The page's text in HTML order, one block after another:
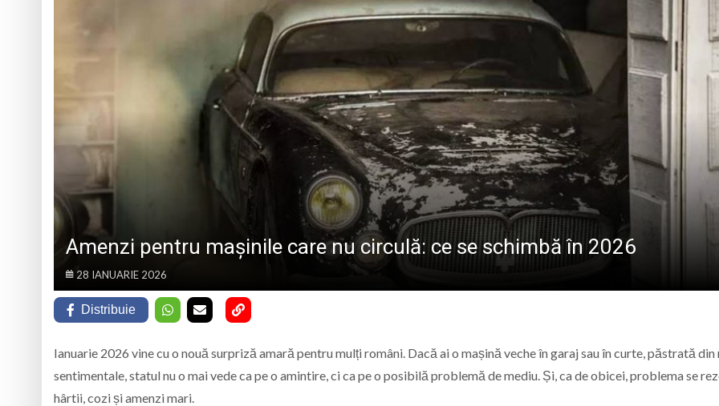
Eveniment special la Baia Mare, la 570 de ani de la moartea lui Iancu de
„Zilele Moiseiului” se vor desfășura în perioada 14–16 august
Biblioteca Municipală „Laurențiu Ulici” din Sighet găzduiește o nouă
Muzeul de Mineralogie Baia Mare, gazda unui eveniment internațional
DE SINCERITATE
ALE POMPIERILOR
Amenzi pentru mașinile care nu circulă: ce se schimbă în 2026
28 IANUARIE 2026
Distribuie
Ianuarie 2026 vine cu o nouă surpriză amară pentru mulți români. Dacă ai o mașină veche în garaj sau în curte, păstrată
sentimentale, statul nu o mai vede ca pe o amintire, ci ca pe o posibilă problemă de mediu. Și, ca de obicei, problema se
hârtii, cozi și amenzi mari.